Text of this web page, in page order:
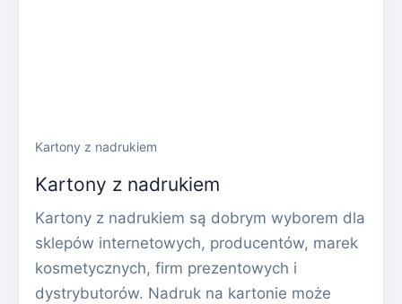
Kartony z nadrukiem
Kartony z nadrukiem
Kartony z nadrukiem są dobrym wyborem dla
sklepów internetowych, producentów, marek
kosmetycznych, firm prezentowych i
dystrybutorów. Nadruk na kartonie może